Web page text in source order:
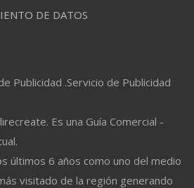
DE DATOS
Publicidad .Servicio de Publicidad
Es una Guía Comercial -
últimos 6 años como uno del medio
visitado de la región generando